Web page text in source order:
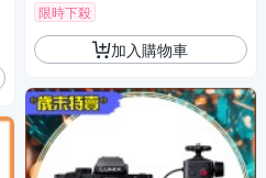
限時下殺
加入購物車